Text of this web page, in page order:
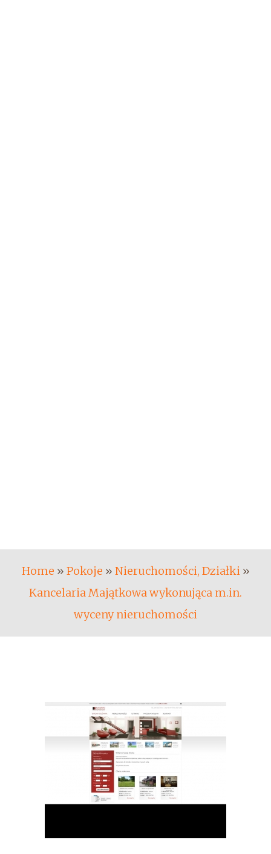
Home » Pokoje » Nieruchomości, Działki»
Kancelaria Majątkowa wykonująca m.in.
wyceny nieruchomości